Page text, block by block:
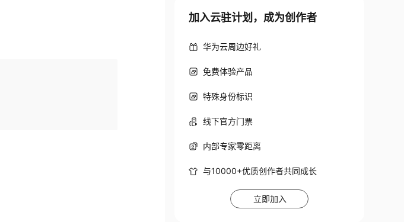
加入云驻计划，成为创作者
华为云周边好礼
免费体验产品
特殊身份标识
线下官方门票
内部专家零距离
与10000+优质创作者共同成长
立即加入